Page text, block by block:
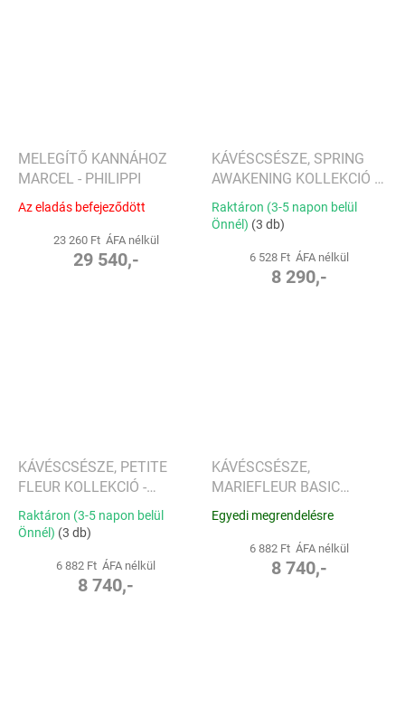
MELEGÍTŐ KANNÁHOZ
MARCEL - PHILIPPI
Az eladás befejeződött
23 260 Ft ÁFA nélkül
29 540,-
KÁVÉSCSÉSZE, SPRING
AWAKENING KOLLEKCIÓ -
VILLEROY & BOCH
Raktáron (3-5 napon belül
Önnél) (3 db)
6 528 Ft ÁFA nélkül
8 290,-
KÁVÉSCSÉSZE, PETITE
FLEUR KOLLEKCIÓ -
VILLEROY & BOCH
Raktáron (3-5 napon belül
Önnél) (3 db)
6 882 Ft ÁFA nélkül
8 740,-
KÁVÉSCSÉSZE,
MARIEFLEUR BASIC
KOLLEKCIÓ - VILLEROY &
BOCH
Egyedi megrendelésre
6 882 Ft ÁFA nélkül
8 740,-